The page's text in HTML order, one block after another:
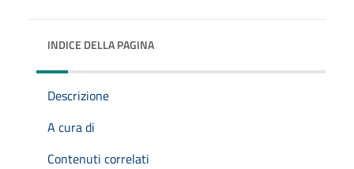
INDICE DELLA PAGINA
Descrizione
A cura di
Contenuti correlati